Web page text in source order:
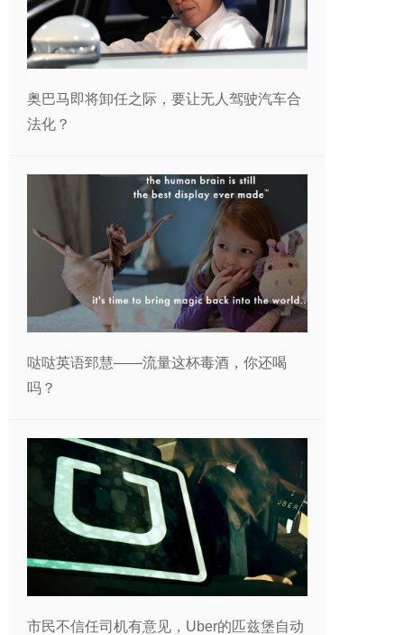
奥巴马即将卸任之际，要让无人驾驶汽车合
法化？
哒哒英语郅慧——流量这杯毒酒，你还喝
吗？
市民不信任司机有意见，Uber的匹兹堡自动